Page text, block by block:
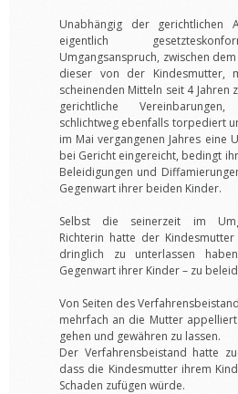
Unabhängig der gerichtlichen
eigentlich
Umgangsanspruch, zwischen
dieser von der
scheinenden Mitteln seit 4 Jahren
gerichtliche
schlichtweg ebenfalls torpediert
im Mai vergangenen Jahres eine
bei Gericht eingereicht, bedingt
Beleidigungen und
Gegenwart ihrer beiden Kinder.
Selbst die seinerzeit im
Richterin hatte der
dringlich zu unterlassen
Gegenwart ihrer Kinder – zu
Von Seiten des
mehrfach an die Mutter
gehen und gewähren zu lassen.
Der Verfahrensbeistand hatte
dass die Kindesmutter ihrem
Schaden zufügen würde.